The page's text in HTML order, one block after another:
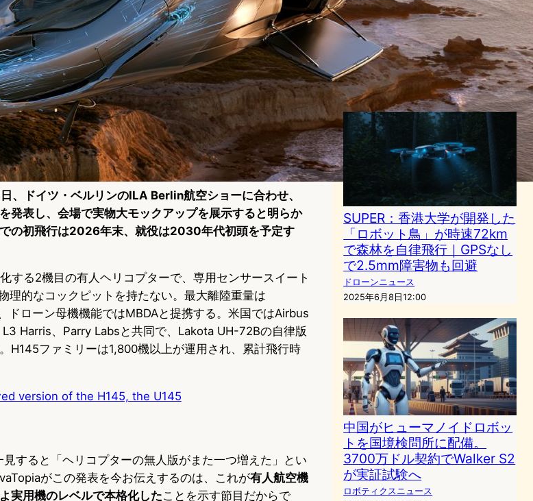
ドイツ・ベルリンのILA Berlin航空ショーに合わせ、
発表し、会場で実物大モックアップを展示すると明らか
の初飛行は2026年末、就役は2030年代初頭を予定す
する2機目の有人ヘリコプターで、専用センサースイート
理的なコックピットを持たない。最大離陸重量は
ドローン母機機能ではMBDAと提携する。米国ではAirbus
Harris、Parry Labsと共同で、Lakota UH-72Bの自律版
H145ファミリーは1,800機以上が運用され、累計飛行時
version of the H145, the U145
すると「ヘリコプターの無人版がまた一つ増えた」とい
がこの発表を今お伝えするのは、これが有人航空機
実用機のレベルで本格化したことを示す節目だからで
光ファイバー制御の「ダーク
ドローン」にも対応、
Honeywellが次世代防衛シス
テムSAMURAI公開
ドローンニュース
2025年11月12日8:47
SUPER：香港大学が開発した
「ロボット鳥」が時速72km
で森林を自律飛行｜GPSなし
で2.5mm障害物も回避
ドローンニュース
2025年6月8日12:00
中国がヒューマノイドロボッ
トを国境検問所に配備。
3700万ドル契約でWalker S2
が実証試験へ
ロボティクスニュース